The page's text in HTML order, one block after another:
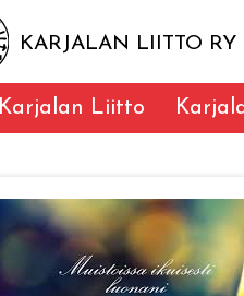
KARJALAN LIITTO RY
Karjalan Liitto